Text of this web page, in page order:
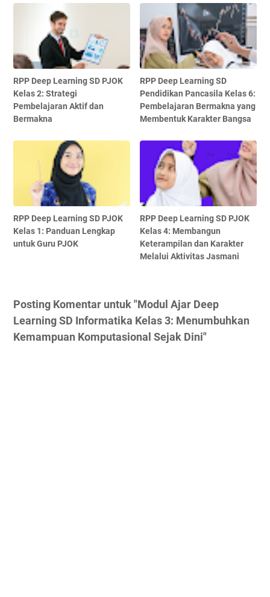
RPP Deep Learning SD PJOK
Kelas 2: Strategi
Pembelajaran Aktif dan
Bermakna
RPP Deep Learning SD
Pendidikan Pancasila Kelas 6:
Pembelajaran Bermakna yang
Membentuk Karakter Bangsa
RPP Deep Learning SD PJOK
Kelas 1: Panduan Lengkap
untuk Guru PJOK
RPP Deep Learning SD PJOK
Kelas 4: Membangun
Keterampilan dan Karakter
Melalui Aktivitas Jasmani
Posting Komentar untuk "Modul Ajar Deep
Learning SD Informatika Kelas 3: Menumbuhkan
Kemampuan Komputasional Sejak Dini"